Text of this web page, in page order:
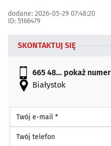
dodane: 2026-05-29 07:48:20
ID: 5166479
SKONTAKTUJ SIĘ
665 48... pokaż numer
Białystok
Twój e-mail *
Twój telefon